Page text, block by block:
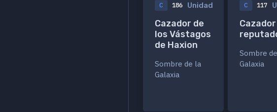
C 186 Unidad
Cazador de
los Vástagos
de Haxion
Sombre de la
Galaxia
C 117
Cazador
Sombre
Galaxia